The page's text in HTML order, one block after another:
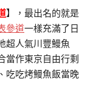
】，最出名的就是
參道一樣充滿了日
超人氣川豐鰻魚
當作東京自由行剩
吃吃烤鰻魚飯當晚